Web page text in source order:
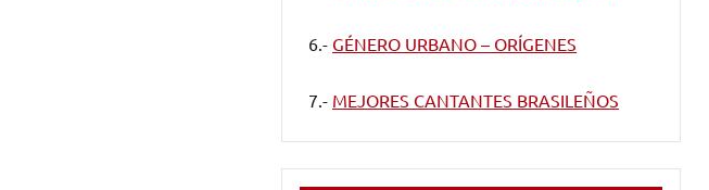
6.- GÉNERO URBANO – ORÍGENES
7.- MEJORES CANTANTES BRASILEÑOS